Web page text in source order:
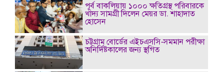
পূর্ব বাকলিয়ায় ১০০০ ক্ষতিগ্রস্থ পরিবারকে
খাদ্য সামগ্রী দিলেন মেয়র ডা. শাহাদাত
হোসেন
চট্টগ্রাম বোর্ডের এইচএসসি-সমমান পরীক্ষা
অনির্দিষ্টকালের জন্য স্থগিত